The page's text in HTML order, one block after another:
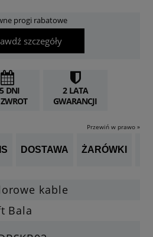
progi rabatowe
szczegóły
DNI
2 LATA
GWARANCJI
Przewiń w prawo »
DOSTAWA ŻARÓWKI
kable
Bala